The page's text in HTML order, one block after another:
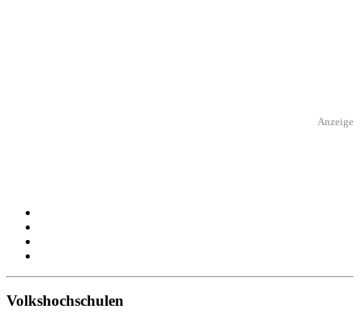
Anzeige
Volkshochschulen